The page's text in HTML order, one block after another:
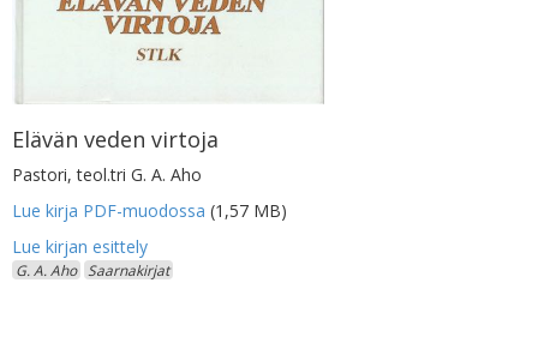
Elävän veden virtoja
Pastori, teol.tri G. A. Aho
Lue kirja PDF-muodossa (1,57 MB)
G. A. Aho Saarnakirjat